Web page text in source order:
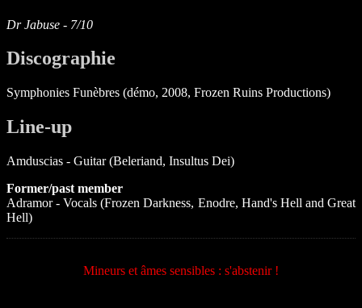
Dr Jabuse - 7/10
Discographie
Symphonies Funèbres (démo, 2008, Frozen Ruins Productions)
Line-up
Amduscias - Guitar (Beleriand, Insultus Dei)
Former/past member
Adramor - Vocals (Frozen Darkness, Enodre, Hand's Hell and Great
Hell)
Mineurs et âmes sensibles : s'abstenir !